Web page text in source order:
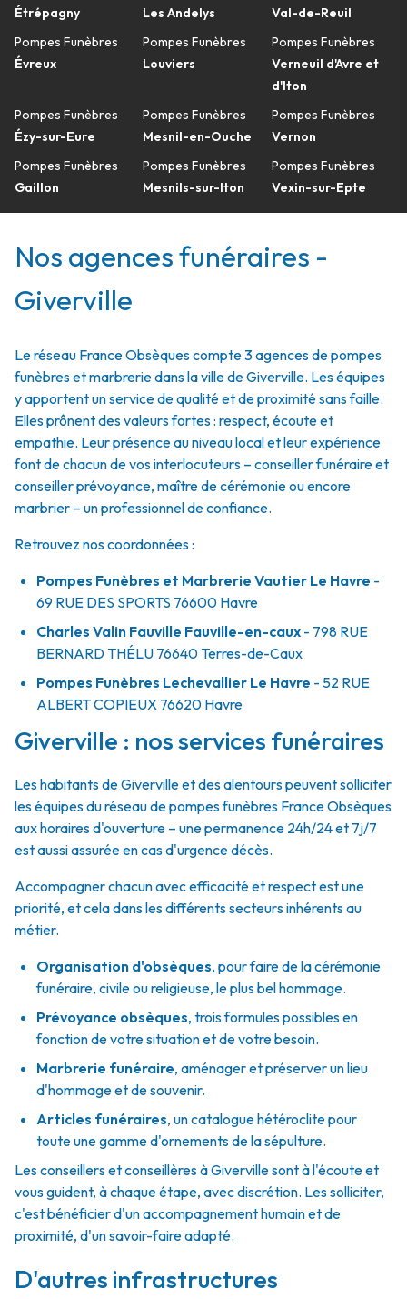
Étrépagny
Pompes Funèbres
Évreux
Pompes Funèbres
Ézy-sur-Eure
Pompes Funèbres
Gaillon
Les Andelys
Pompes Funèbres
Louviers
Pompes Funèbres
Mesnil-en-Ouche
Pompes Funèbres
Mesnils-sur-Iton
Val-de-Reuil
Pompes Funèbres
Verneuil d'Avre et
d'Iton
Pompes Funèbres
Vernon
Pompes Funèbres
Vexin-sur-Epte
Nos agences funéraires -
Giverville
Le réseau France Obsèques compte 3 agences de pompes
funèbres et marbrerie dans la ville de Giverville. Les équipes
y apportent un service de qualité et de proximité sans faille.
Elles prônent des valeurs fortes : respect, écoute et
empathie. Leur présence au niveau local et leur expérience
font de chacun de vos interlocuteurs – conseiller funéraire et
conseiller prévoyance, maître de cérémonie ou encore
marbrier – un professionnel de confiance.
Retrouvez nos coordonnées :
Pompes Funèbres et Marbrerie Vautier Le Havre -
69 RUE DES SPORTS 76600 Havre
Charles Valin Fauville Fauville-en-caux - 798 RUE
BERNARD THÉLU 76640 Terres-de-Caux
Pompes Funèbres Lechevallier Le Havre - 52 RUE
ALBERT COPIEUX 76620 Havre
Giverville : nos services funéraires
Les habitants de Giverville et des alentours peuvent solliciter
les équipes du réseau de pompes funèbres France Obsèques
aux horaires d'ouverture – une permanence 24h/24 et 7j/7
est aussi assurée en cas d'urgence décès.
Accompagner chacun avec efficacité et respect est une
priorité, et cela dans les différents secteurs inhérents au
métier.
Organisation d'obsèques, pour faire de la cérémonie
funéraire, civile ou religieuse, le plus bel hommage.
Prévoyance obsèques, trois formules possibles en
fonction de votre situation et de votre besoin.
Marbrerie funéraire, aménager et préserver un lieu
d'hommage et de souvenir.
Articles funéraires, un catalogue hétéroclite pour
toute une gamme d'ornements de la sépulture.
Les conseillers et conseillères à Giverville sont à l'écoute et
vous guident, à chaque étape, avec discrétion. Les solliciter,
c'est bénéficier d'un accompagnement humain et de
proximité, d'un savoir-faire adapté.
D'autres infrastructures